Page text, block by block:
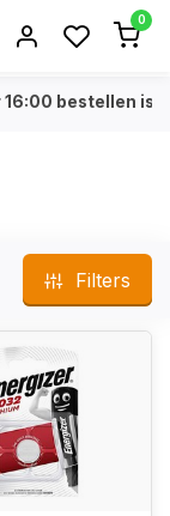
0
16:00 bestellen is
Filters